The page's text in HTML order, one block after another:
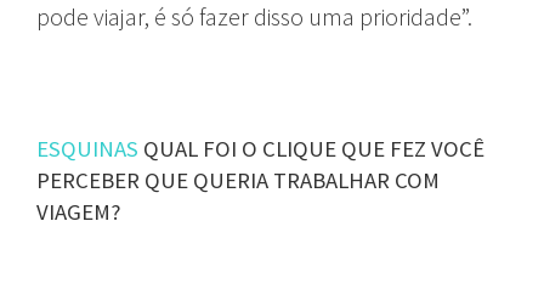
pode viajar, é só fazer disso uma prioridade”.
ESQUINAS QUAL FOI O CLIQUE QUE FEZ VOCÊ
PERCEBER QUE QUERIA TRABALHAR COM
VIAGEM?